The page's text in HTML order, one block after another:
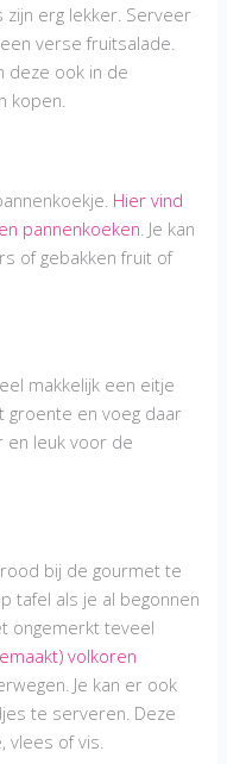
zijn erg lekker. Serveer
verse fruitsalade.
deze ook in de
kopen.
Hier vind
pannenkoeken . Je kan
of gebakken fruit of
makkelijk een eitje
groente en voeg daar
en leuk voor de
bij de gourmet te
tafel als je al begonnen
ongemerkt teveel
volkoren
Je kan er ook
te serveren. Deze
vlees of vis.